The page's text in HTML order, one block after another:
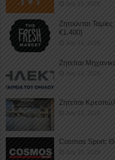
July 15, 2026
Ζητούνται
€1.400)
July 14, 2026
Ζητείται
July 13, 2026
Ζητείται
July 12, 2026
Cosmos Sport:
July 10, 2026